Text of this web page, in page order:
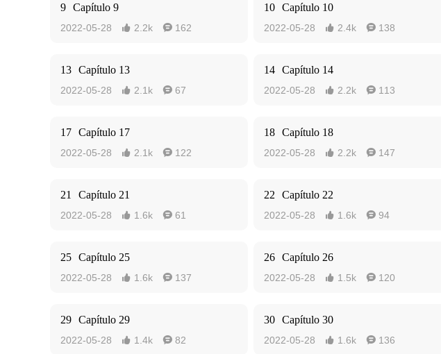
9 Capítulo 9
2022-05-28  2.2k  162
10 Capítulo 10
2022-05-28  2.4k  138
13 Capítulo 13
2022-05-28  2.1k  67
14 Capítulo 14
2022-05-28  2.2k  113
17 Capítulo 17
2022-05-28  2.1k  122
18 Capítulo 18
2022-05-28  2.2k  147
21 Capítulo 21
2022-05-28  1.6k  61
22 Capítulo 22
2022-05-28  1.6k  94
25 Capítulo 25
2022-05-28  1.6k  137
26 Capítulo 26
2022-05-28  1.5k  120
29 Capítulo 29
2022-05-28  1.4k  82
30 Capítulo 30
2022-05-28  1.6k  136